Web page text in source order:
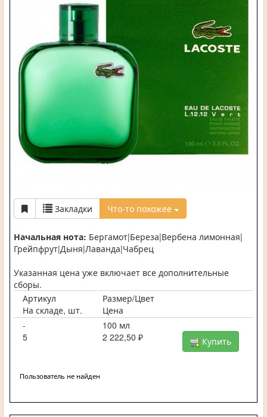
Закладки Что-то похожее
Начальная нота: Бергамот|Береза|Вербена лимонная|
Грейпфрут|Дыня|Лаванда|Чабрец
Указанная цена уже включает все дополнительные
сборы.
Артикул
Размер/Цвет
На складе, шт.
Цена
-
100 мл
5
2 222,50 ₽ Купить
Пользователь не найден